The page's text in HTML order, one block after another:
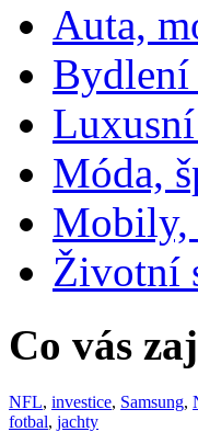
Auta,
Móda,
Mobily,
Životní
Co vás
NFL, investice, Samsung,
fotbal, jachty